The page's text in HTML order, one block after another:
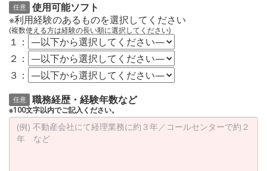
任意
使用可能ソフト
※利用経験のあるものを選択してください
(複数使える方は経験の長い順に選択してください)
１：
２：
３：
任意 職務経歴・経験年数など
※100文字以内でご記入ください。